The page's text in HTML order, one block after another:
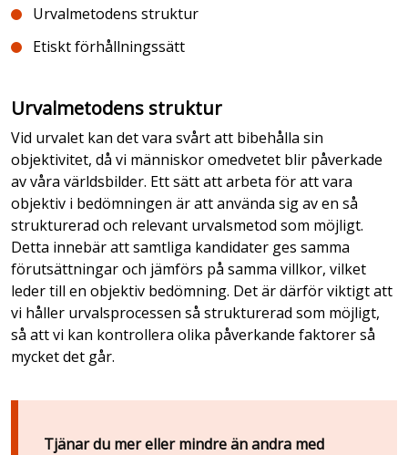
Urvalmetodens struktur
Etiskt förhållningssätt
Urvalmetodens struktur
Vid urvalet kan det vara svårt att bibehålla sin
objektivitet, då vi människor omedvetet blir påverkade
av våra världsbilder. Ett sätt att arbeta för att vara
objektiv i bedömningen är att använda sig av en så
strukturerad och relevant urvalsmetod som möjligt.
Detta innebär att samtliga kandidater ges samma
förutsättningar och jämförs på samma villkor, vilket
leder till en objektiv bedömning. Det är därför viktigt att
vi håller urvalsprocessen så strukturerad som möjligt,
så att vi kan kontrollera olika påverkande faktorer så
mycket det går.
Tjänar du mer eller mindre än andra med